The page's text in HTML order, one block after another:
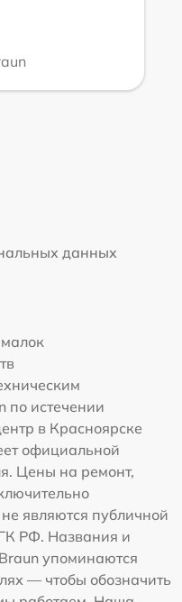
данных
по истечении
в Красноярске
официальной
Цены на ремонт,
являются публичной
РФ. Названия и
упоминаются
— чтобы обозначить